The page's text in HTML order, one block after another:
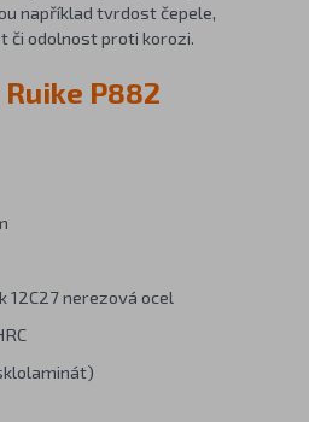
například tvrdost čepele,
odolnost proti korozi.
P882
12C27 nerezová ocel